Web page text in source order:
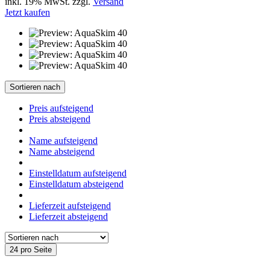
Jetzt kaufen
Sortieren nach
Preis aufsteigend
Preis absteigend
Name aufsteigend
Name absteigend
Einstelldatum aufsteigend
Einstelldatum absteigend
Lieferzeit aufsteigend
Lieferzeit absteigend
24 pro Seite